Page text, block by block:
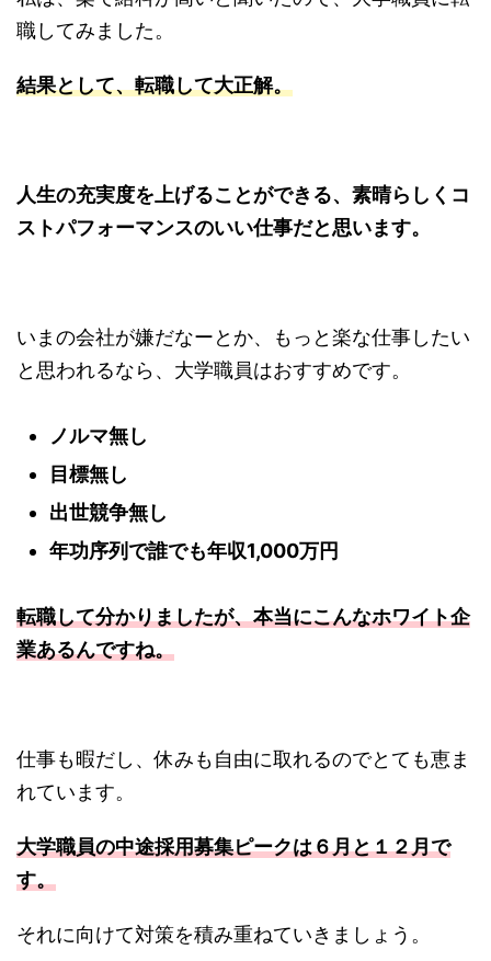
職してみました。
結果として、転職して大正解。
人生の充実度を上げることができる、素晴らしくコ
ストパフォーマンスのいい仕事だと思います。
いまの会社が嫌だなーとか、もっと楽な仕事したい
と思われるなら、大学職員はおすすめです。
ノルマ無し
目標無し
出世競争無し
年功序列で誰でも年収1,000万円
転職して分かりましたが、本当にこんなホワイト企
業あるんですね。
仕事も暇だし、休みも自由に取れるのでとても恵ま
れています。
大学職員の中途採用募集ピークは６月と１２月で
す。
それに向けて対策を積み重ねていきましょう。